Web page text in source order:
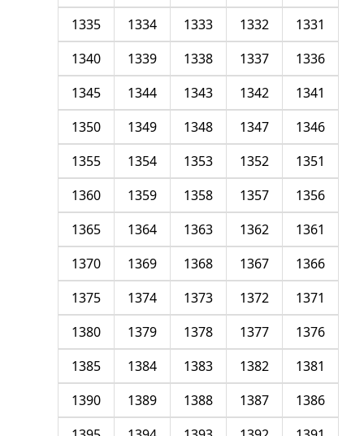
1331
1332
1333
1334
1335
1336
1337
1338
1339
1340
1341
1342
1343
1344
1345
1346
1347
1348
1349
1350
1351
1352
1353
1354
1355
1356
1357
1358
1359
1360
1361
1362
1363
1364
1365
1366
1367
1368
1369
1370
1371
1372
1373
1374
1375
1376
1377
1378
1379
1380
1381
1382
1383
1384
1385
1386
1387
1388
1389
1390